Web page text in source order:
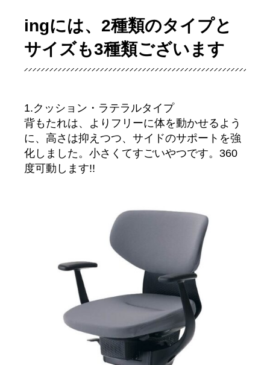
ingには、2種類のタイプと
サイズも3種類ございます
1.クッション・ラテラルタイプ
背もたれは、よりフリーに体を動かせるよう
に、高さは抑えつつ、サイドのサポートを強
化しました。小さくてすごいやつです。360
度可動します!!